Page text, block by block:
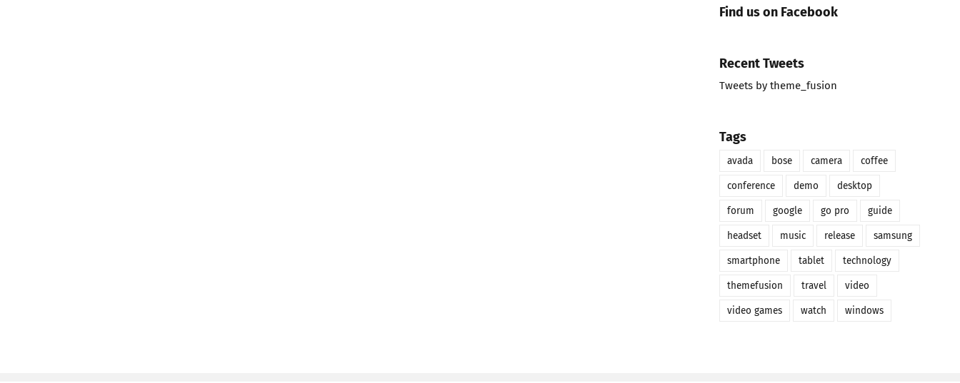
Find us on Facebook
Recent Tweets
Tweets by theme_fusion
Tags
avada bose camera coffee
conference demo desktop
forum google go pro guide
headset music release samsung
smartphone tablet technology
themefusion travel video
video games watch windows